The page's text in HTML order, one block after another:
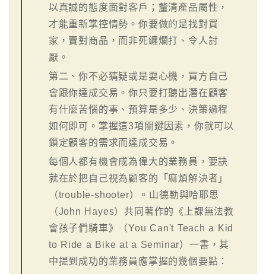
以真誠的態度面對客戶；釐清產品屬性，
才能重新掌控情勢。你要做的是找對買
家，賣對商品，而非死纏爛打、令人討
厭。
第二、你不必猜疑或是耍心機，買方自己
會跟你達成交易。你只要打聽出潛在顧客
有什麼苦惱的事、預算是多少、決策過程
如何即可。掌握這3項關鍵因素，你就可以
鎖定顧客的需求而達成交易。
每個人都有機會成為偉大的業務員，要訣
就在於把自己視為顧客的「麻煩解決者」
（trouble-shooter）。山德勒與哈耶思
（John Hayes）共同著作的《上課無法教
會孩子們騎車》（You Can't Teach a Kid
to Ride a Bike at a Seminar）一書，其
中提到成功的業務員應掌握的幾個要點：